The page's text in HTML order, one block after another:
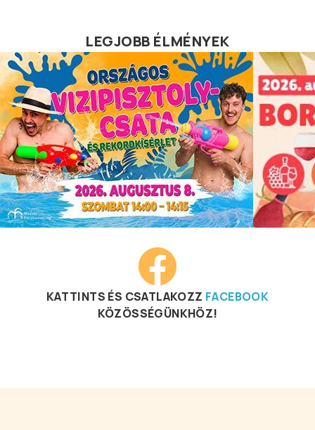
LEGJOBB ÉLMÉNYEK
KATTINTS ÉS CSATLAKOZZ FACEBOOK
KÖZÖSSÉGÜNKHÖZ!